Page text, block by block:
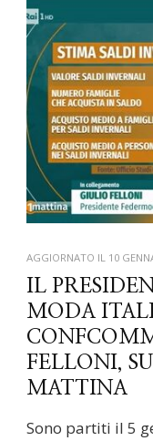
AGGIORNATO IL 10
IL
MODA
FELLONI,
MATTINA
Sono partiti il 5